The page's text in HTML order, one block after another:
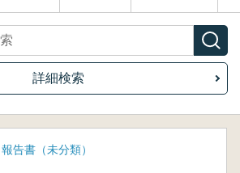
詳細検索
報告書（未分類）